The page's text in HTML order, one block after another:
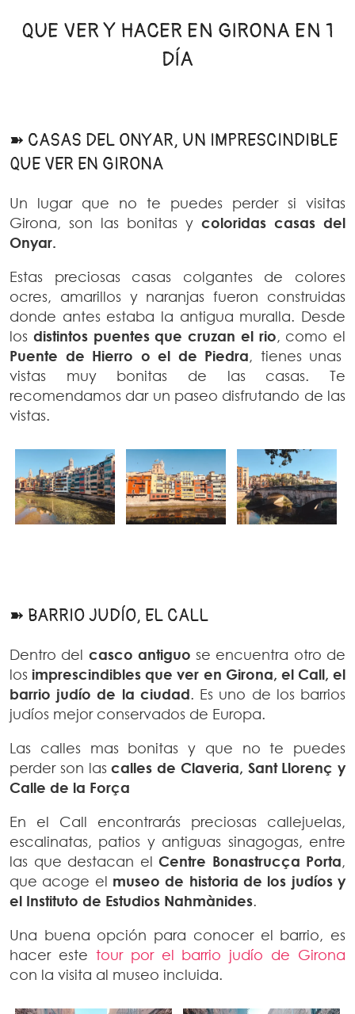
QUE VER Y HACER EN GIRONA EN 1
DÍA
➽ CASAS DEL ONYAR, UN IMPRESCINDIBLE
QUE VER EN GIRONA
Un lugar que no te puedes perder si visitas
Girona, son las bonitas y coloridas casas del
Onyar.
Estas preciosas casas colgantes de colores
ocres, amarillos y naranjas fueron construidas
donde antes estaba la antigua muralla. Desde
los distintos puentes que cruzan el rio, como el
Puente de Hierro o el de Piedra, tienes unas
vistas muy bonitas de las casas. Te
recomendamos dar un paseo disfrutando de las
vistas.
➽ BARRIO JUDÍO, EL CALL
Dentro del casco antiguo se encuentra otro de
losimprescindibles que ver en Girona, el Call, el
barrio judío de la ciudad. Es uno de los barrios
judíos mejor conservados de Europa.
Las calles mas bonitas y que no te puedes
perder son lascalles de Claveria, Sant Llorenç y
Calle de la Força
En el Call encontrarás preciosas callejuelas,
escalinatas, patios y antiguas sinagogas, entre
las que destacan el Centre Bonastrucça Porta,
que acoge el museo de historia de los judíos y
el Instituto de Estudios Nahmànides.
Una buena opción para conocer el barrio, es
hacer este tour por el barrio judío de Girona
con la visita al museo incluida.